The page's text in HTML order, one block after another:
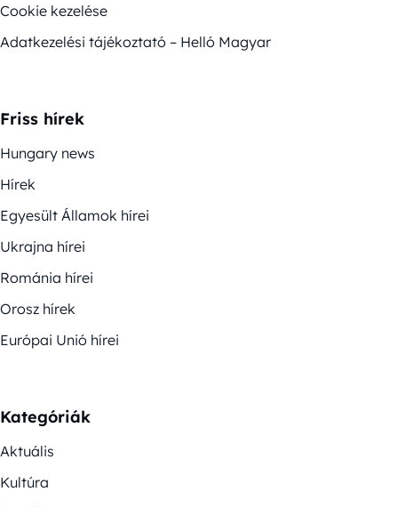
Cookie kezelése
Adatkezelési tájékoztató – Helló Magyar
Friss hírek
Hungary news
Hírek
Egyesült Államok hírei
Ukrajna hírei
Románia hírei
Orosz hírek
Európai Unió hírei
Kategóriák
Aktuális
Kultúra